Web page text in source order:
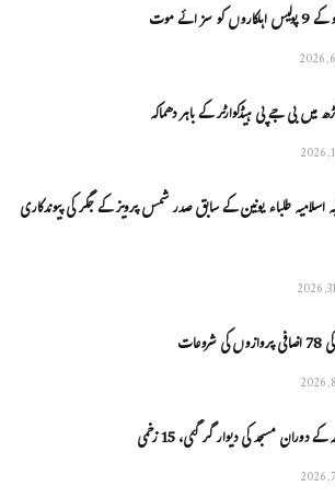
سزائے موت
بی جے پی ہیڈکوارٹر کے باہر دھماکہ
اسلامیہ طلباء یونین کے سابق صدر شمس پرویز کے جگر کی پیوندکاری
دوران مسجد کی دیوار گر گئی، 15 زخمی